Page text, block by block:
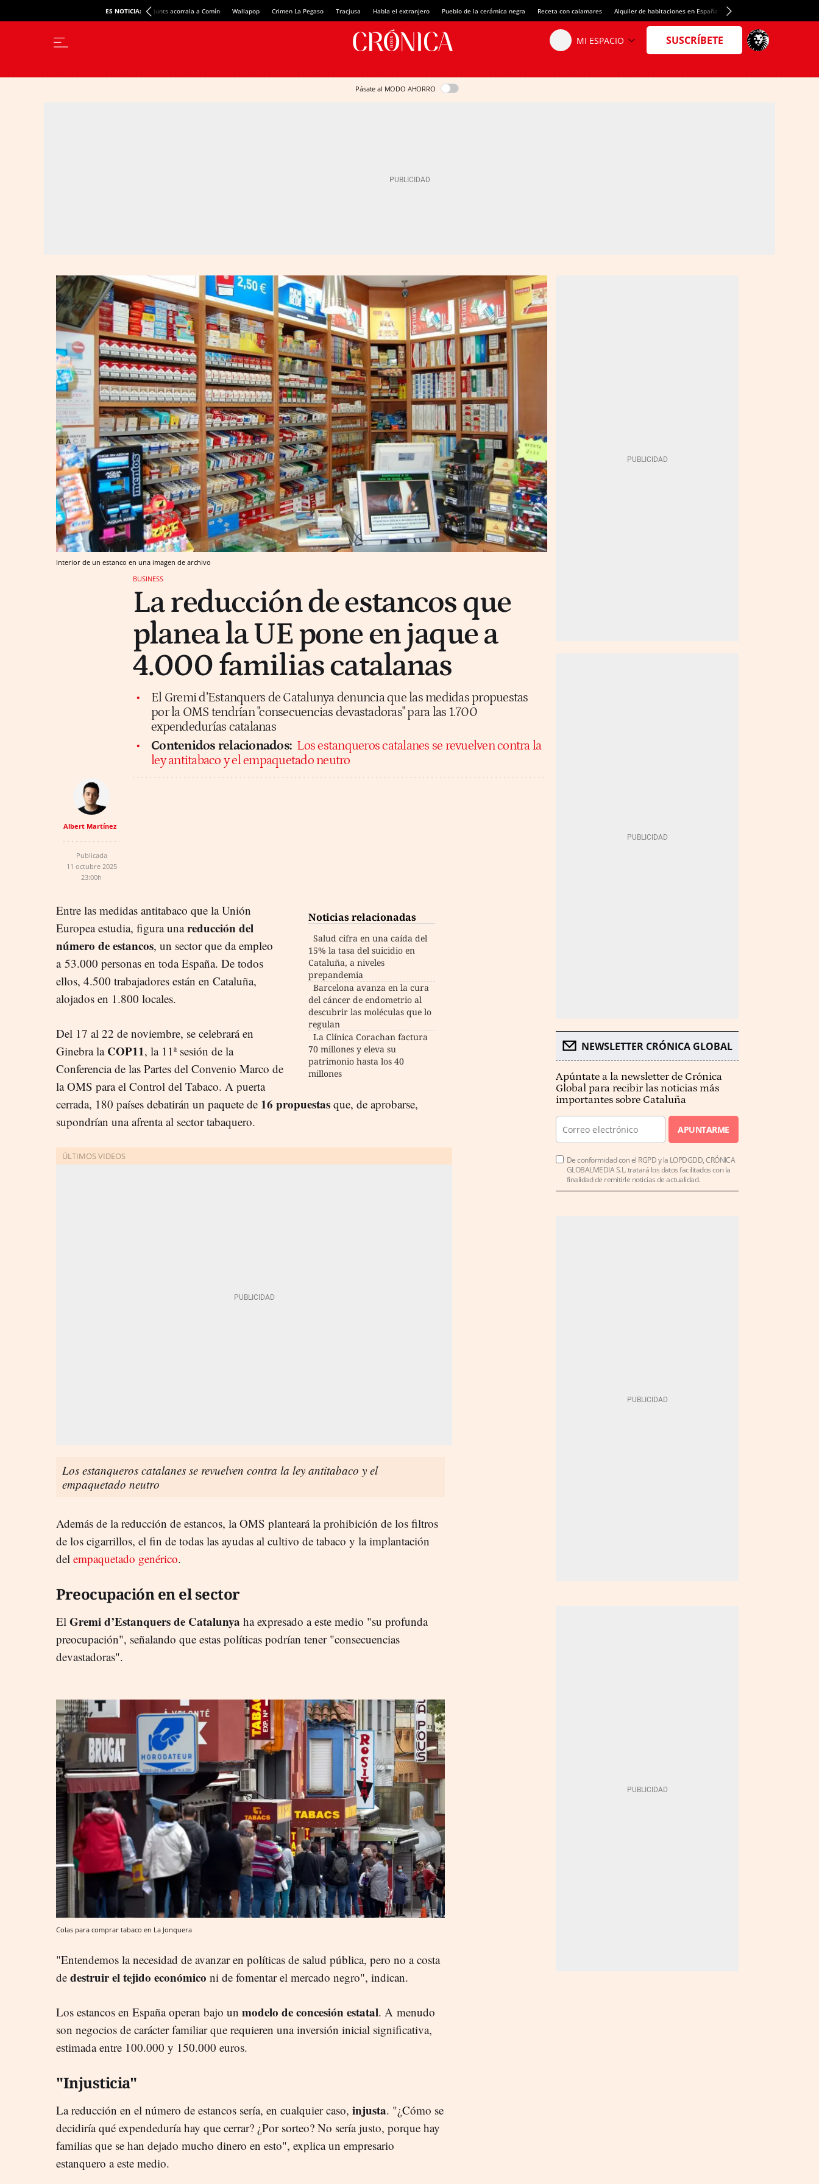
ES NOTICIA: Junts acorrala a Comín Wallapop Crimen La Pegaso Tracjusa Habla el extranjero Pueblo de la cerámica negra Receta con calamares Alquiler de habitaciones en España Crédito del Spotify Camp Nou
Pásate al MODO AHORRO
Interior de un estanco en una imagen de archivo
BUSINESS
La reducción de estancos que
planea la UE pone en jaque a
4.000 familias catalanas
El Gremi d’Estanquers de Catalunya denuncia que las medidas propuestas
por la OMS tendrían "consecuencias devastadoras" para las 1.700
expendedurías catalanas
Contenidos relacionados: Los estanqueros catalanes se revuelven contra la
ley antitabaco y el empaquetado neutro
Albert Martínez
Publicada
11 octubre 2025
23:00h
Noticias relacionadas
Salud cifra en una caída del
15% la tasa del suicidio en
Cataluña, a niveles
prepandemia
Barcelona avanza en la cura
del cáncer de endometrio al
descubrir las moléculas que lo
regulan
La Clínica Corachan factura
70 millones y eleva su
patrimonio hasta los 40
millones
Entre las medidas antitabaco que la Unión
Europea estudia, figura unareducción del
número de estancos, un sector que da empleo
a 53.000 personas en toda España. De todos
ellos, 4.500 trabajadores están en Cataluña,
alojados en 1.800 locales.
Del 17 al 22 de noviembre, se celebrará en
Ginebra la COP11, la 11ª sesión de la
Conferencia de las Partes del Convenio Marco de
la OMS para el Control del Tabaco. A puerta
cerrada, 180 países debatirán un paquete de 16 propuestas que, de aprobarse,
supondrían una afrenta al sector tabaquero.
Los estanqueros catalanes se revuelven contra la ley antitabaco y el
empaquetado neutro
Además de la reducción de estancos, la OMS planteará la prohibición de los filtros
de los cigarrillos, el fin de todas las ayudas al cultivo de tabaco y la implantación
del empaquetado genérico.
Preocupación en el sector
El Gremi d’Estanquers de Catalunya ha expresado a este medio "su profunda
preocupación", señalando que estas políticas podrían tener "consecuencias
devastadoras".
Colas para comprar tabaco en La Jonquera
"Entendemos la necesidad de avanzar en políticas de salud pública, pero no a costa
de destruir el tejido económico ni de fomentar el mercado negro", indican.
Los estancos en España operan bajo un modelo de concesión estatal. A menudo
son negocios de carácter familiar que requieren una inversión inicial significativa,
estimada entre 100.000 y 150.000 euros.
"Injusticia"
La reducción en el número de estancos sería, en cualquier caso, injusta. "¿Cómo se
decidiría qué expendeduría hay que cerrar? ¿Por sorteo? No sería justo, porque hay
familias que se han dejado mucho dinero en esto", explica un empresario
estanquero a este medio.
NEWSLETTER CRÓNICA GLOBAL
Apúntate a la newsletter de Crónica
Global para recibir las noticias más
importantes sobre Cataluña
APUNTARME
De conformidad con el RGPD y la LOPDGDD, CRÓNICA
GLOBALMEDIA S.L. tratará los datos facilitados con la
finalidad de remitirle noticias de actualidad.